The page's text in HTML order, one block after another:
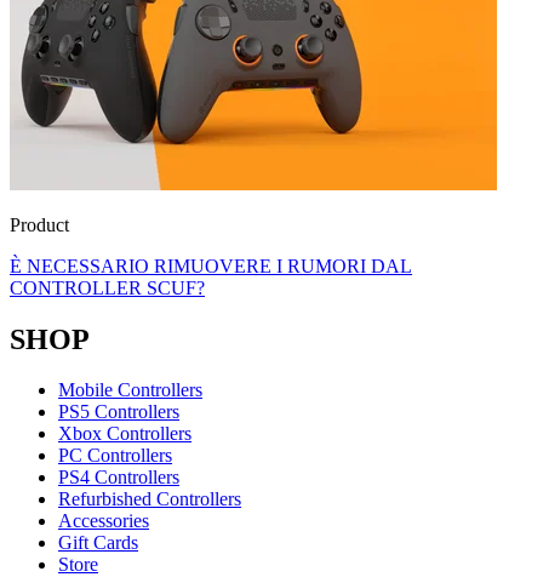
Product
È NECESSARIO RIMUOVERE I RUMORI DAL
CONTROLLER SCUF?
SHOP
Mobile Controllers
PS5 Controllers
Xbox Controllers
PC Controllers
PS4 Controllers
Refurbished Controllers
Accessories
Gift Cards
Store